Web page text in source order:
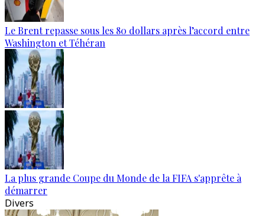
Le Brent repasse sous les 80 dollars après l’accord entre
Washington et Téhéran
La plus grande Coupe du Monde de la FIFA s'apprête à
démarrer
Divers